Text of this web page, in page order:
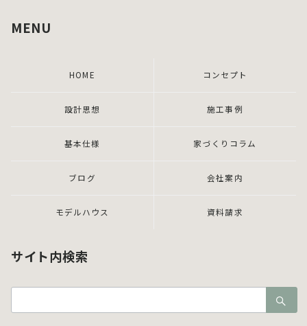
MENU
HOME コンセプト
設計思想 施工事例
基本仕様 家づくりコラム
ブログ 会社案内
モデルハウス 資料請求
サイト内検索
索：